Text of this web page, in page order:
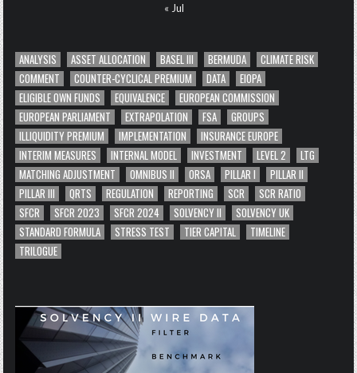
« Jul
ANALYSIS ASSET ALLOCATION BASEL III BERMUDA
CLIMATE RISK
COMMENT
COUNTER-CYCLICAL PREMIUM DATA
EIOPA
ELIGIBLE OWN FUNDS
EQUIVALENCE
EUROPEAN COMMISSION
EUROPEAN PARLIAMENT
EXTRAPOLATION FSA
GROUPS
ILLIQUIDITY PREMIUM
IMPLEMENTATION
INSURANCE EUROPE
INTERIM MEASURES
INTERNAL MODEL INVESTMENT LEVEL 2
LTG
MATCHING ADJUSTMENT
OMNIBUS II ORSA PILLAR I
PILLAR II
PILLAR III
QRTS REGULATION REPORTING SCR
SCR RATIO
SFCR
SFCR 2023 SFCR 2024 SOLVENCY II
SOLVENCY UK
STANDARD FORMULA
STRESS TEST TIER CAPITAL
TIMELINE
TRILOGUE